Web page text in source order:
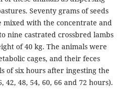
Seventy grams of seeds
mixed with the concentrate and
nine castrated crossbred lambs
of 40 kg. The animals were
cages, and their feces
of six hours after ingesting the
42, 48, 54, 60, 66 and 72 hours).